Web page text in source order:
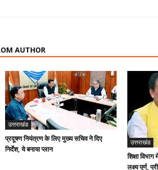
AUTHOR
उत्तराखंड
प्रदूषण नियंत्रण के लिए मुख्य सचिव ने दिए
निर्देश, ये बनाया प्लान
उत्तराखंड
शिक्षा
लक्ष्य पूर्ण,